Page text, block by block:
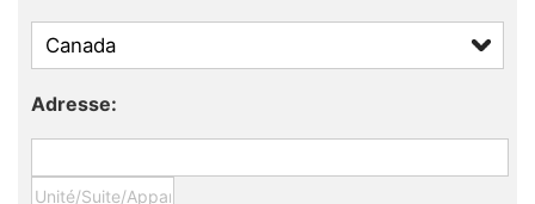
Adresse: